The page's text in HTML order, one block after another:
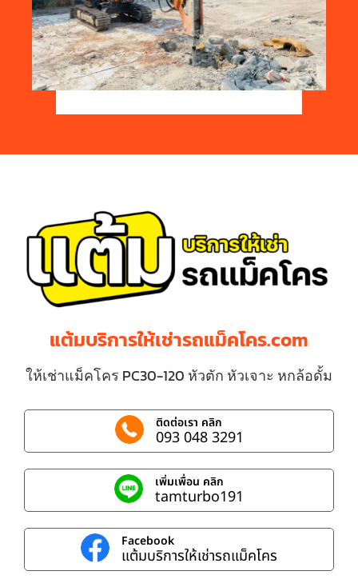
แต้มบริการให้เช่ารถแม็คโคร.com
ให้เช่าแม็คโคร PC30-120 หัวตัก หัวเจาะ หกล้อดั้ม
ติดต่อเรา คลิก
093 048 3291
เพิ่มเพื่อน คลิก
tamturbo191
Facebook
แต้มบริการให้เช่ารถแม็คโคร